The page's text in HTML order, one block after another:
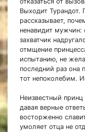
Выходит Турандот.
рассказывает,
ненавидит мужчин:
захватчик
отмщение
испытанию, не
последний раз она
тот непоколебим.
Неизвестный принц
давая верные
восторженно
умоляет отца не